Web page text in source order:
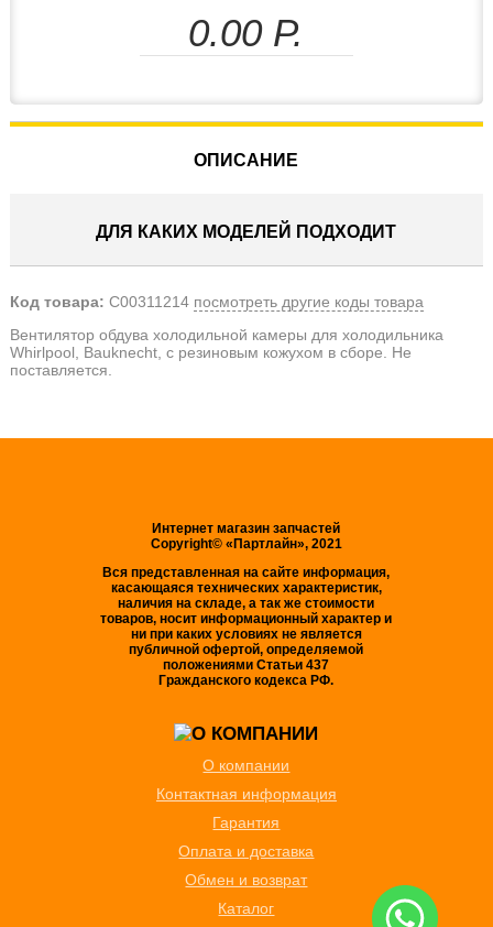
0.00Р.
ОПИСАНИЕ
ДЛЯ КАКИХ МОДЕЛЕЙ ПОДХОДИТ
Код товара: C00311214 посмотреть другие коды товара
Вентилятор обдува холодильной камеры для холодильника
Whirlpool, Bauknecht, с резиновым кожухом в сборе. Не
поставляется.
Интернет магазин запчастей
Copyright© «Партлайн», 2021
Вся представленная на сайте информация,
касающаяся технических характеристик,
наличия на складе, а так же стоимости
товаров, носит информационный характер и
ни при каких условиях не является
публичной офертой, определяемой
положениями Статьи 437
Гражданского кодекса РФ.
О компании
Контактная информация
Гарантия
Оплата и доставка
Обмен и возврат
Каталог